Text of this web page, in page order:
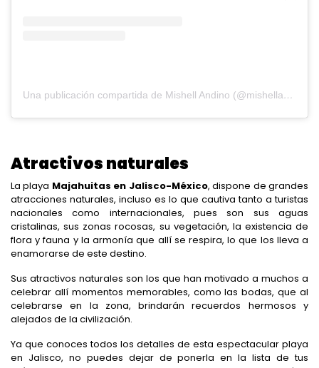
Una publicación compartida de Mishell Andino (@mishellandino)
Atractivos naturales
La playa Majahuitas en Jalisco-México, dispone de grandes
atracciones naturales, incluso es lo que cautiva tanto a turistas
nacionales como internacionales, pues son sus aguas
cristalinas, sus zonas rocosas, su vegetación, la existencia de
flora y fauna y la armonía que allí se respira, lo que los lleva a
enamorarse de este destino.
Sus atractivos naturales son los que han motivado a muchos a
celebrar allí momentos memorables, como las bodas, que al
celebrarse en la zona, brindarán recuerdos hermosos y
alejados de la civilización.
Ya que conoces todos los detalles de esta espectacular playa
en Jalisco, no puedes dejar de ponerla en la lista de tus